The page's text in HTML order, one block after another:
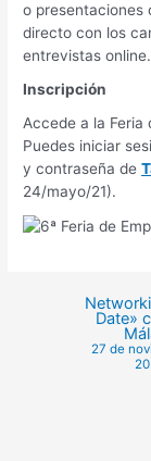
o presentaciones
directo con los
entrevistas online.
Inscripción
Accede a la Feria
Puedes iniciar
y contraseña de
24/mayo/21).
Date»
27 de